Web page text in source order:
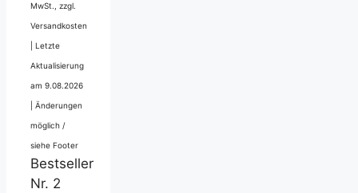
MwSt., zzgl.
Versandkosten
Letzte
Aktualisierung
am 9.08.2026
Änderungen
möglich /
siehe Footer
Bestseller
Nr. 2